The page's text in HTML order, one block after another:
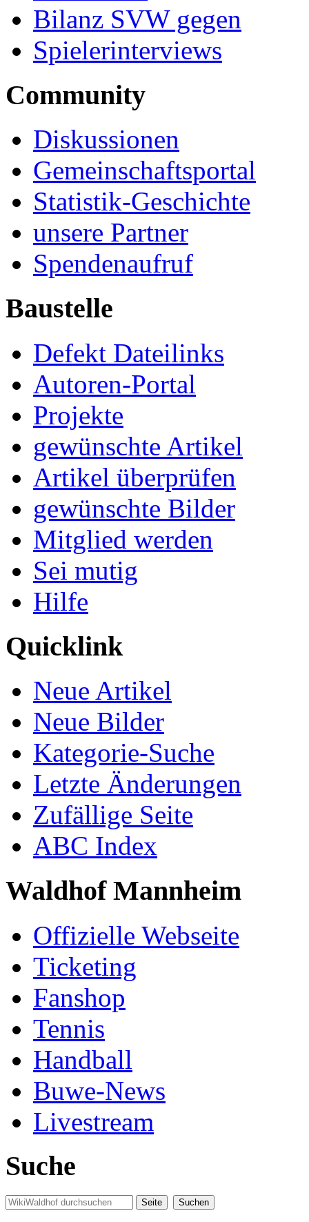
Bilanz SVW gegen
Spielerinterviews
Community
Diskussionen
Gemeinschaftsportal
Statistik-Geschichte
unsere Partner
Spendenaufruf
Baustelle
Defekt Dateilinks
Autoren-Portal
Projekte
gewünschte Artikel
Artikel überprüfen
gewünschte Bilder
Mitglied werden
Sei mutig
Hilfe
Quicklink
Neue Artikel
Neue Bilder
Kategorie-Suche
Letzte Änderungen
Zufällige Seite
ABC Index
Waldhof Mannheim
Offizielle Webseite
Ticketing
Fanshop
Tennis
Handball
Buwe-News
Livestream
Suche